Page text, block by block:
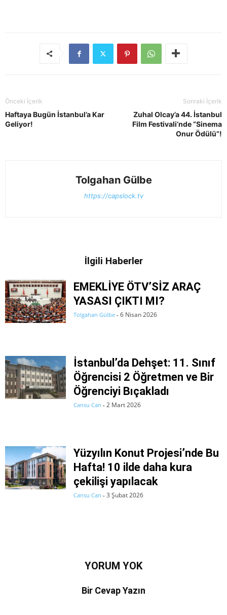
Önceki İçerik
Haftaya Bugün İstanbul’a Kar
Geliyor!
Sonraki İçerik
Zuhal Olcay’a 44. İstanbul
Film Festivali’nde “Sinema
Onur Ödülü”!
Tolgahan Gülbe
https://capslock.tv
İlgili Haberler
EMEKLİYE ÖTV’SİZ ARAÇ
YASASI ÇIKTI MI?
Tolgahan Gülbe - 6 Nisan 2026
İstanbul’da Dehşet: 11. Sınıf
Öğrencisi 2 Öğretmen ve Bir
Öğrenciyi Bıçakladı
Cansu Can - 2 Mart 2026
Yüzyılın Konut Projesi’nde Bu
Hafta! 10 ilde daha kura
çekilişi yapılacak
Cansu Can - 3 Şubat 2026
YORUM YOK
Bir Cevap Yazın